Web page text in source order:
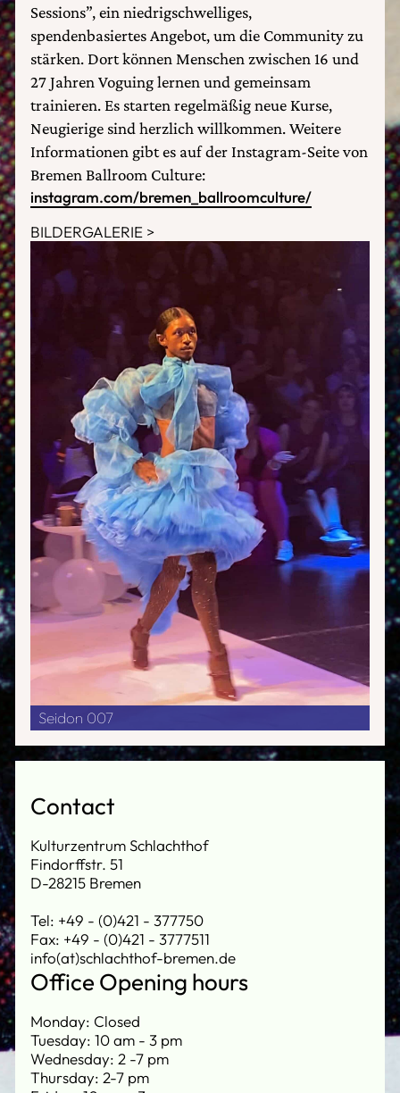
Sessions”, ein niedrigschwelliges,
spendenbasiertes Angebot, um die Community zu
stärken. Dort können Menschen zwischen 16 und
27 Jahren Voguing lernen und gemeinsam
trainieren. Es starten regelmäßig neue Kurse,
Neugierige sind herzlich willkommen. Weitere
Informationen gibt es auf der Instagram-Seite von
Bremen Ballroom Culture:
instagram.com/bremen_ballroomculture/
BILDERGALERIE
Seidon 007
Contact
Kulturzentrum Schlachthof
Findorffstr. 51
D-28215 Bremen
Tel: +49 - (0)421 - 377750
Fax: +49 - (0)421 - 3777511
info(at)schlachthof-bremen.de
Office Opening hours
Monday: Closed
Tuesday: 10 am - 3 pm
Wednesday: 2 -7 pm
Thursday: 2-7 pm